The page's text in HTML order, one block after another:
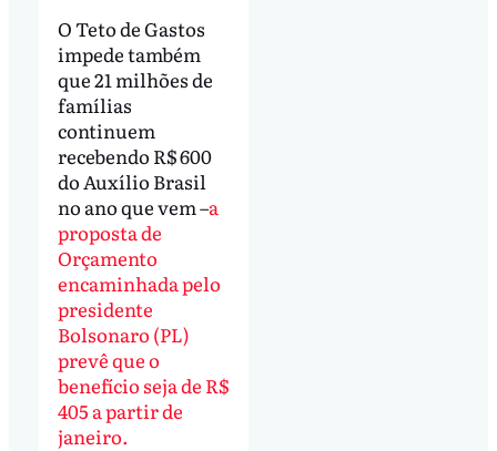
O Teto de Gastos
impede também
que 21 milhões de
famílias
continuem
recebendo R$ 600
do Auxílio Brasil
no ano que vem –a
proposta de
Orçamento
encaminhada pelo
presidente
Bolsonaro (PL)
prevê que o
benefício seja de R$
405 a partir de
janeiro.